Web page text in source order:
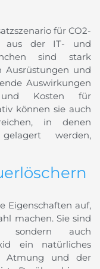
für CO2-
aus der IT- und
sind stark
Ausrüstungen und
Auswirkungen
und Kosten für
können sie auch
in denen
werden,
Eigenschaften auf,
machen. Sie sind
sondern auch
ein natürliches
Atmung und der